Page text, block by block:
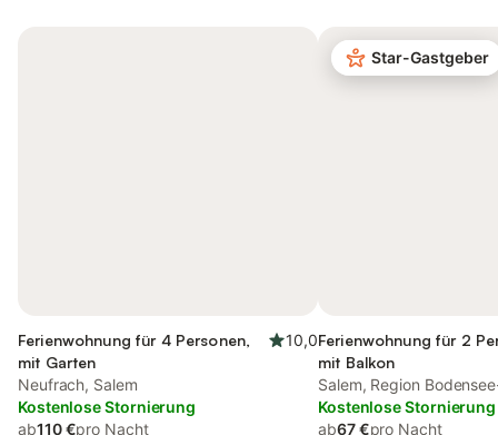
Ferienwohnung für 4 Personen,
mit Garten
10,0
Neufrach, Salem
Kostenlose Stornierung
ab110 €pro Nacht
Star-Gastgeber
Ferienwohnung für 2
mit Balkon
Salem, Region
Kostenlose Stornierung
ab67 €pro Nacht